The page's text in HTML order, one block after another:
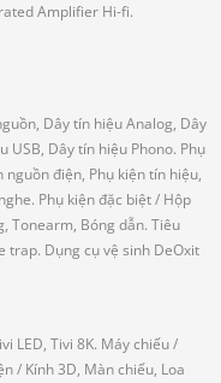
Amplifier Hi-fi.
Dây tín hiệu Analog, Dây
USB, Dây tín hiệu Phono. Phụ
nguồn điện, Phụ kiện tín hiệu,
Phụ kiện đặc biệt/ Hộp
Tonearm, Bóng dẫn. Tiêu
trap. Dụng cụ vệ sinh DeOxit
LED, Tivi 8K. Máy chiếu/
/ Kính 3D, Màn chiếu, Loa